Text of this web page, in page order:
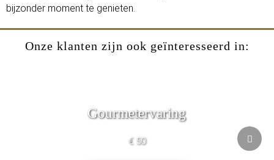
bijzonder moment te genieten.
Onze klanten zijn ook geïnteresseerd in:
Gourmetervaring
€ 50